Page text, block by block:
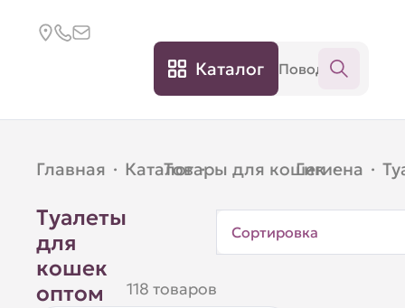
Каталог
Главная · Каталог ·
Товары для кошек ·
Гигиена ·
Туалеты
для
кошек
оптом
118 товаров
Сортировка